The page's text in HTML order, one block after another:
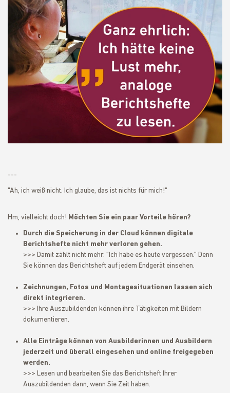
---
"Ah, ich weiß nicht. Ich glaube, das ist nichts für mich!"
Hm, vielleicht doch! Möchten Sie ein paar Vorteile hören?
Durch die Speicherung in der Cloud können digitale
Berichtshefte nicht mehr verloren gehen.
>>> Damit zählt nicht mehr: "Ich habe es heute vergessen." Denn
Sie können das Berichtsheft auf jedem Endgerät einsehen.
Zeichnungen, Fotos und Montagesituationen lassen sich
direkt integrieren.
>>> Ihre Auszubildenden können ihre Tätigkeiten mit Bildern
dokumentieren.
Alle Einträge können von Ausbilderinnen und Ausbildern
jederzeit und überall eingesehen und online freigegeben
werden.
>>> Lesen und bearbeiten Sie das Berichtsheft Ihrer
Auszubildenden dann, wenn Sie Zeit haben.